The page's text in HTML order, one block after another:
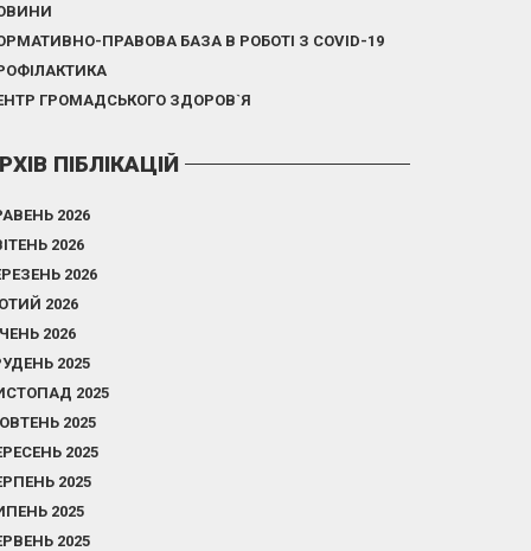
ПРАВОВА БАЗА В РОБОТІ З COVID-19
ГРОМАДСЬКОГО ЗДОРОВ`Я
ПІБЛІКАЦІЙ
2026
2026
2026
2026
2026
2025
2025
2025
2025
2025
2025
2025